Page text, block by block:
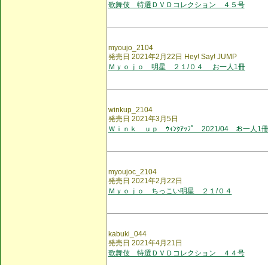
歌舞伎 特選ＤＶＤコレクション ４５号
myoujo_2104
発売日 2021年2月22日 Hey! Say! JUMP
Ｍｙｏｊｏ 明星 ２１/０４ お一人1冊
winkup_2104
発売日 2021年3月5日
Ｗｉｎｋ ｕｐ ｳｨﾝｸｱｯﾌﾟ 2021/04 お一人1冊
myoujoc_2104
発売日 2021年2月22日
Ｍｙｏｊｏ ちっこい明星 ２１/０４
kabuki_044
発売日 2021年4月21日
歌舞伎 特選ＤＶＤコレクション ４４号